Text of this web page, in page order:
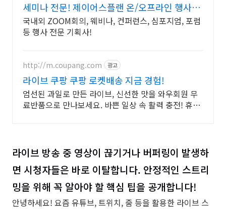
세미나 전문! 제이어스플랜 온/오프라인 행사기
획 대행!
국내외 ZOOM회의, 웨비나, 컨퍼런스, 심포지엄, 포럼
등 행사 전문 기획사!
http://m.coupang.com 광고
라이브 쿠팡 쿠팡 로켓배송 지금 경험!
엄선된 과일로 만든 라이브, 신선한 맛을 와우회원 무
료반품으로 만나보세요. 바쁜 일상 속 활력 충전! 휴대
라이브 방송 중 영상이 끊기거나 버퍼링이 발생하
면 시청자들은 바로 이탈합니다. 안정적인 스트리
밍을 위해 꼭 알아야 할 핵심 팁을 공개합니다!
안녕하세요! 요즘 유튜브, 트위치, 줌 등을 활용한 라이브 스